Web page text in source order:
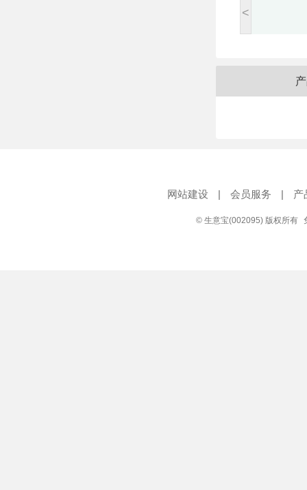
<
网站建设 | 会员服务 | 产
© 生意宝(002095) 版权所有